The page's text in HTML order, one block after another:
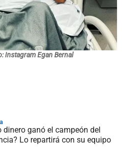
Instagram Egan Bernal
dinero ganó el campeón del
Lo repartirá con su equipo